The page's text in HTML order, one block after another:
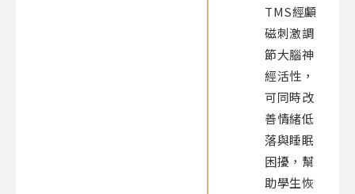
TMS經顱
磁刺激調
節大腦神
經活性，
可同時改
善情緒低
落與睡眠
困擾，幫
助學生恢